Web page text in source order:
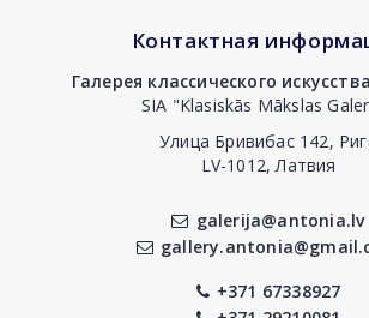
Контактная
Галерея классического
SIA "Klasiskās Mākslas
Улица Бривибас 142,
LV-1012, Латвия
galerija@antonia.lv
+371 67338927